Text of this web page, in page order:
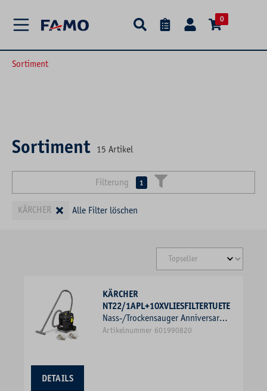
0
Sortiment
Sortiment 15 Artikel
Filterung 1
KÄRCHER × Alle Filter löschen
KÄRCHER
NT22/1APL+10XVLIESFILTERTUETE
Nass-/Trockensauger Anniversary
Edition NT 22/1 Ap L + 10x
Artikelnummer 601990820
DETAILS